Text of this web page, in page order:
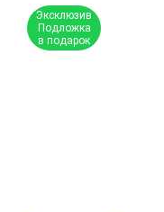
Эксклюзив
Подложка
в подарок